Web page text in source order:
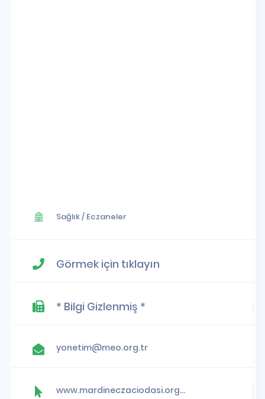
Sağlık/ Eczaneler
Görmek için tıklayın
* Bilgi Gizlenmiş *
yonetim@meo.org.tr
www.mardineczaciodasi.org.tr